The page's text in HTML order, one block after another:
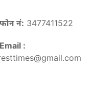
फोन नं: 3477411522
Email :